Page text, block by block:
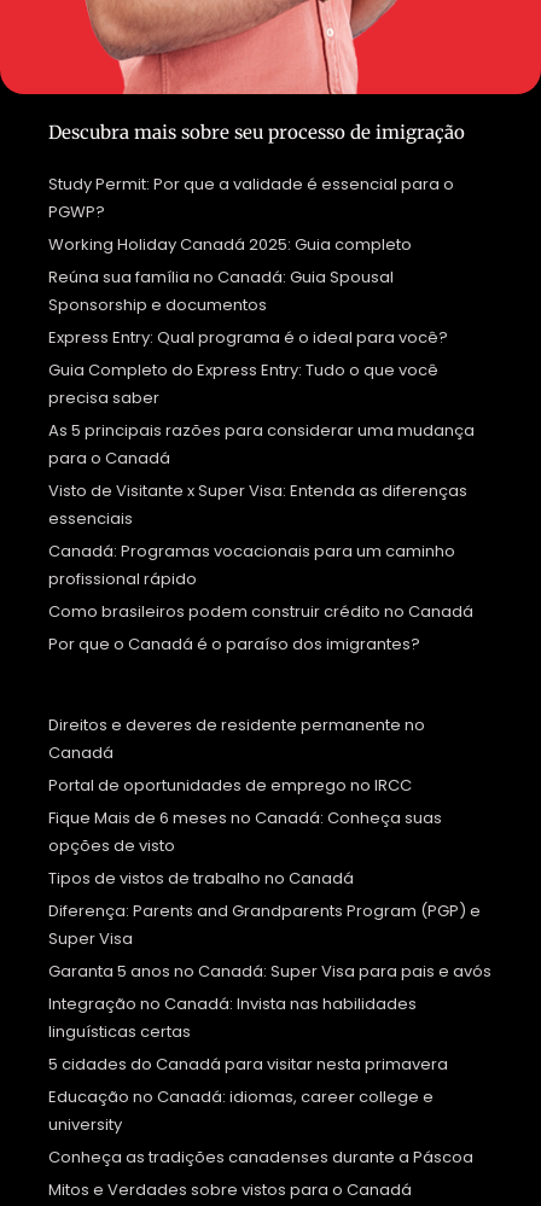
Descubra mais sobre seu processo de imigração
Study Permit: Por que a validade é essencial para o
PGWP?
Working Holiday Canadá 2025: Guia completo
Reúna sua família no Canadá: Guia Spousal
Sponsorship e documentos
Express Entry: Qual programa é o ideal para você?
Guia Completo do Express Entry: Tudo o que você
precisa saber
As 5 principais razões para considerar uma mudança
para o Canadá
Visto de Visitante x Super Visa: Entenda as diferenças
essenciais
Canadá: Programas vocacionais para um caminho
profissional rápido
Como brasileiros podem construir crédito no Canadá
Por que o Canadá é o paraíso dos imigrantes?
Direitos e deveres de residente permanente no
Canadá
Portal de oportunidades de emprego no IRCC
Fique Mais de 6 meses no Canadá: Conheça suas
opções de visto
Tipos de vistos de trabalho no Canadá
Diferença: Parents and Grandparents Program (PGP) e
Super Visa
Garanta 5 anos no Canadá: Super Visa para pais e avós
Integração no Canadá: Invista nas habilidades
linguísticas certas
5 cidades do Canadá para visitar nesta primavera
Educação no Canadá: idiomas, career college e
university
Conheça as tradições canadenses durante a Páscoa
Mitos e Verdades sobre vistos para o Canadá